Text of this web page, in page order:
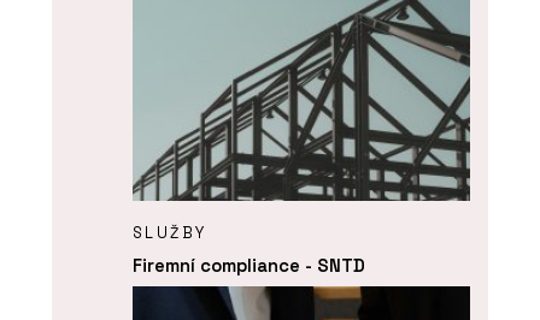
SLUŽBY
Firemní compliance - SNTD